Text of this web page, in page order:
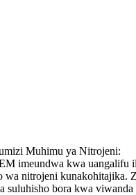
Muhimu ya Nitrojeni:
imeundwa kwa
nitrojeni kunakohitajika.
suluhisho bora kwa